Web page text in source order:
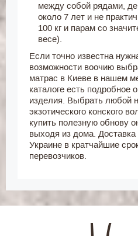
между собой рядами,
около 7 лет и не
100 кг и парам со
весе).
Если точно известна
возможности воочию
матрас в Киеве в нашем
каталоге есть подробное
изделия. Выбрать любой
экзотического конского
купить полезную обнову
выходя из дома. Доставка
Украине в кратчайшие
перевозчиков.